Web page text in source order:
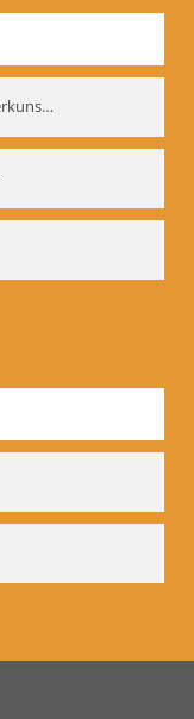
Russische Akademie für Theaterkunst – GITIS